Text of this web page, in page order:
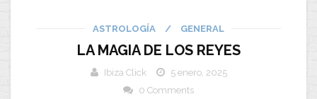
ASTROLOGÍA / GENERAL
LA MAGIA DE LOS REYES
Ibiza Click
5 enero, 2025
0 Comments